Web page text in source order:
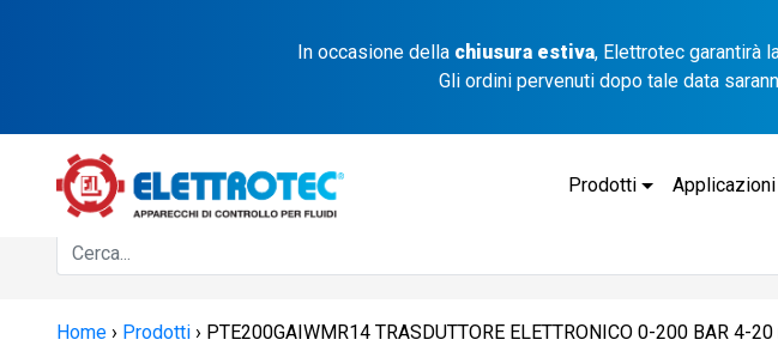
In occasione della chiusura estiva, Elettrotec garantirà
Gli ordini pervenuti dopo tale data
Prodotti Applicazioni
Home › Prodotti › PTE200GAIWMR14 TRASDUTTORE ELETTRONICO 0-200 BAR 4-